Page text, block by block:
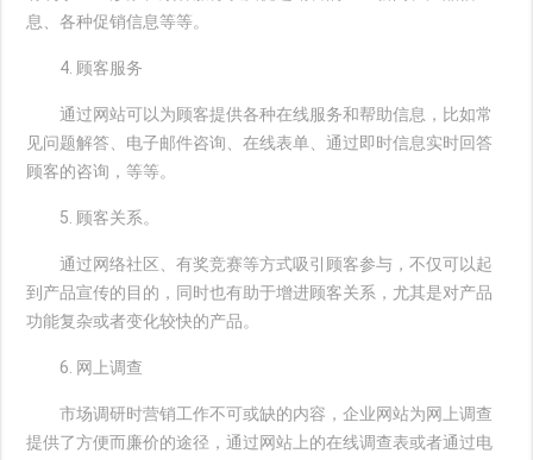
息、各种促销信息等等。
4. 顾客服务
通过网站可以为顾客提供各种在线服务和帮助信息，比如常
见问题解答、电子邮件咨询、在线表单、通过即时信息实时回答
顾客的咨询，等等。
5. 顾客关系。
通过网络社区、有奖竞赛等方式吸引顾客参与，不仅可以起
到产品宣传的目的，同时也有助于增进顾客关系，尤其是对产品
功能复杂或者变化较快的产品。
6. 网上调查
市场调研时营销工作不可或缺的内容，企业网站为网上调查
提供了方便而廉价的途径，通过网站上的在线调查表或者通过电